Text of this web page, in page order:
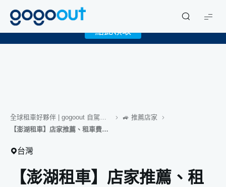
gogoout
全球租車好夥伴 | gogoout 自駕旅遊誌
🚙 推薦店家
【澎湖租車】店家推薦、租車費用比較，離島自駕超優惠！
台灣
【澎湖租車】店家推薦、租
限時下載 gogoout APP 領取免費 1GB eSIM！
點此領取